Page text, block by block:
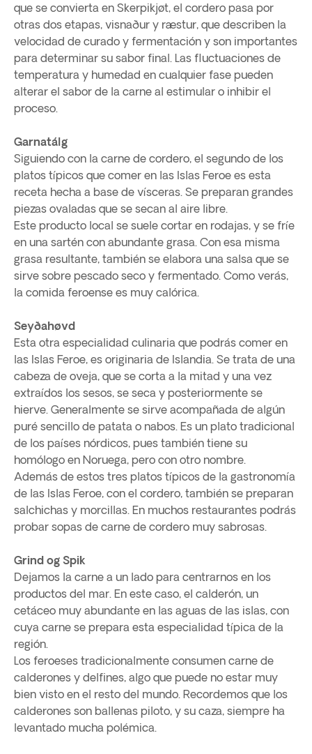
que se convierta en Skerpikjøt, el cordero pasa por
otras dos etapas, visnaður y ræstur, que describen la
velocidad de curado y fermentación y son importantes
para determinar su sabor final. Las fluctuaciones de
temperatura y humedad en cualquier fase pueden
alterar el sabor de la carne al estimular o inhibir el
proceso.
Garnatálg
Siguiendo con la carne de cordero, el segundo de los
platos típicos que comer en las Islas Feroe es esta
receta hecha a base de vísceras. Se preparan grandes
piezas ovaladas que se secan al aire libre.
Este producto local se suele cortar en rodajas, y se fríe
en una sartén con abundante grasa. Con esa misma
grasa resultante, también se elabora una salsa que se
sirve sobre pescado seco y fermentado. Como verás,
la comida feroense es muy calórica.
Seyðahøvd
Esta otra especialidad culinaria que podrás comer en
las Islas Feroe, es originaria de Islandia. Se trata de una
cabeza de oveja, que se corta a la mitad y una vez
extraídos los sesos, se seca y posteriormente se
hierve. Generalmente se sirve acompañada de algún
puré sencillo de patata o nabos. Es un plato tradicional
de los países nórdicos, pues también tiene su
homólogo en Noruega, pero con otro nombre.
Además de estos tres platos típicos de la gastronomía
de las Islas Feroe, con el cordero, también se preparan
salchichas y morcillas. En muchos restaurantes podrás
probar sopas de carne de cordero muy sabrosas.
Grind og Spik
Dejamos la carne a un lado para centrarnos en los
productos del mar. En este caso, el calderón, un
cetáceo muy abundante en las aguas de las islas, con
cuya carne se prepara esta especialidad típica de la
región.
Los feroeses tradicionalmente consumen carne de
calderones y delfines, algo que puede no estar muy
bien visto en el resto del mundo. Recordemos que los
calderones son ballenas piloto, y su caza, siempre ha
levantado mucha polémica.